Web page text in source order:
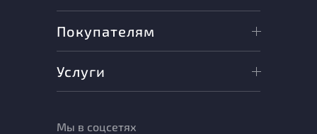
Покупателям
Услуги
Мы в соцсетях